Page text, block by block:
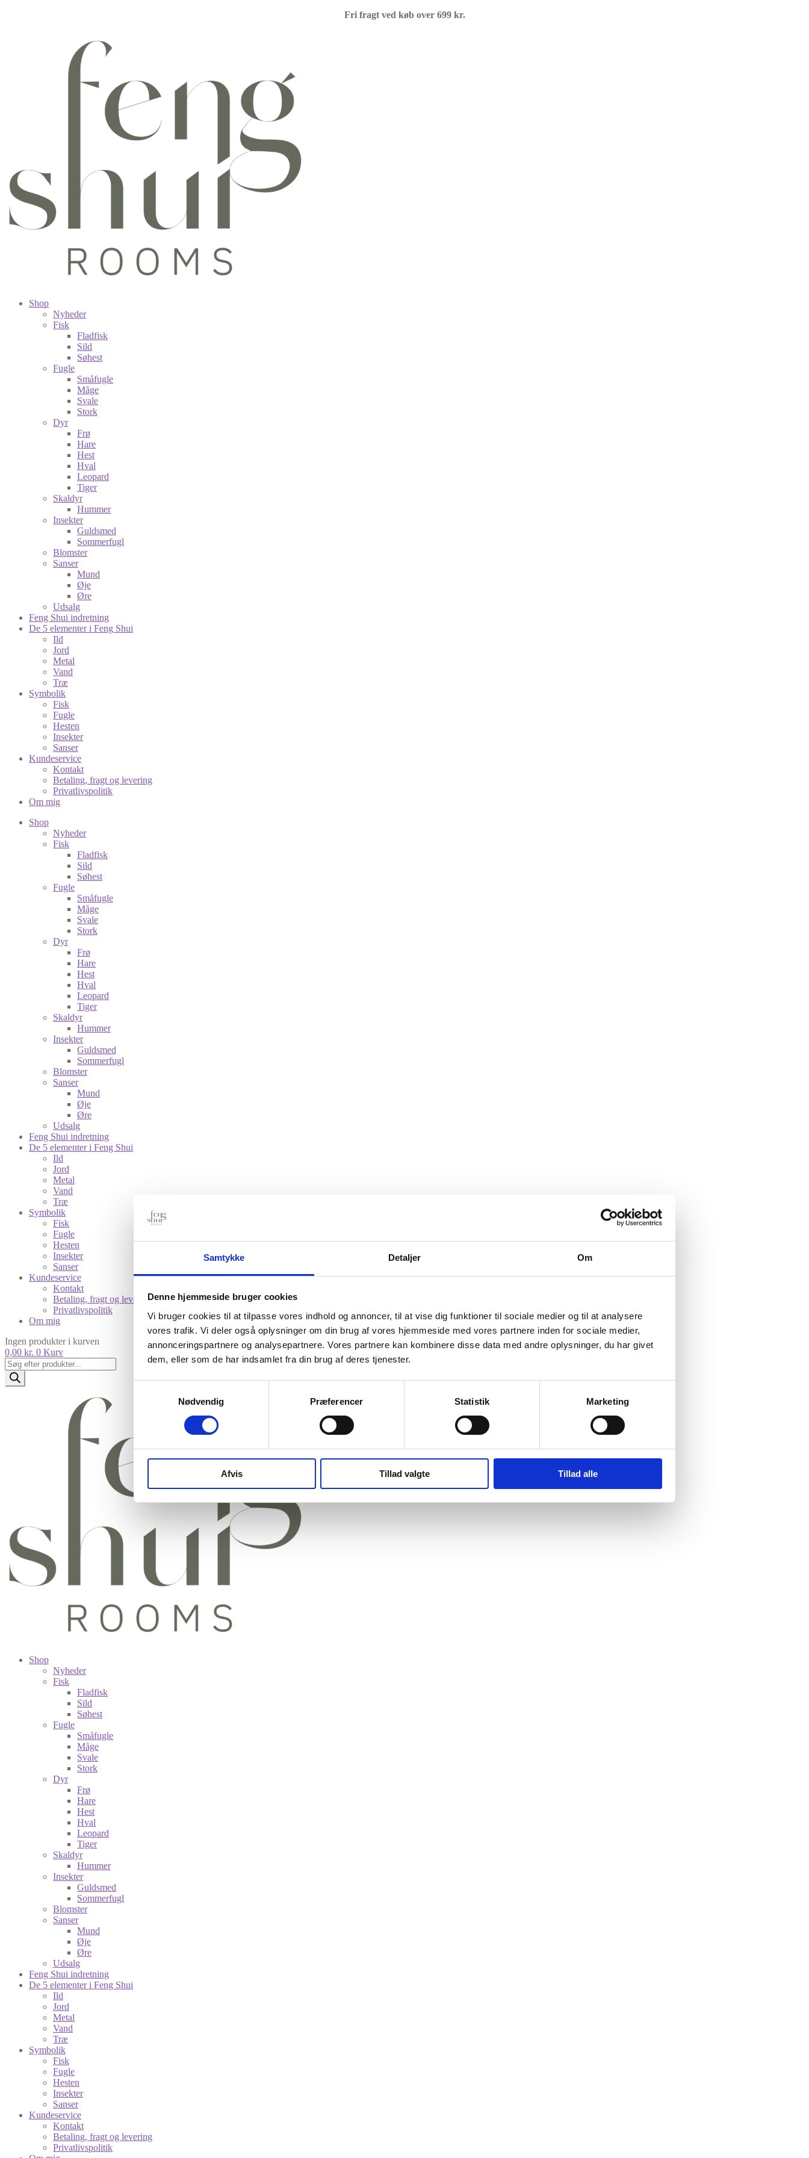
Samtykke Detaljer Om
Denne hjemmeside bruger cookies
Vi bruger cookies til at tilpasse vores indhold og annoncer, til at vise dig funktioner til sociale medier og til at analysere
vores trafik. Vi deler også oplysninger om din brug af vores hjemmeside med vores partnere inden for sociale medier,
annonceringspartnere og analysepartnere. Vores partnere kan kombinere disse data med andre oplysninger, du har givet
dem, eller som de har indsamlet fra din brug af deres tjenester.
Nødvendig
Præferencer Statistik Marketing
Afvis Tillad valgte Tillad alle
Fri fragt ved køb over 699 kr.
Shop
Nyheder
Fisk
Fladfisk
Sild
Søhest
Fugle
Småfugle
Måge
Svale
Stork
Dyr
Frø
Hare
Hest
Hval
Leopard
Tiger
Skaldyr
Hummer
Insekter
Guldsmed
Sommerfugl
Blomster
Sanser
Mund
Øje
Øre
Udsalg
Feng Shui indretning
De 5 elementer i Feng Shui
Ild
Jord
Metal
Vand
Træ
Symbolik
Fisk
Fugle
Hesten
Insekter
Sanser
Kundeservice
Kontakt
Betaling, fragt og levering
Privatlivspolitik
Om mig
Shop
Nyheder
Fisk
Fladfisk
Sild
Søhest
Fugle
Småfugle
Måge
Svale
Stork
Dyr
Frø
Hare
Hest
Hval
Leopard
Tiger
Skaldyr
Hummer
Insekter
Guldsmed
Sommerfugl
Blomster
Sanser
Mund
Øje
Øre
Udsalg
Feng Shui indretning
De 5 elementer i Feng Shui
Ild
Jord
Metal
Vand
Træ
Symbolik
Fisk
Fugle
Hesten
Insekter
Sanser
Kundeservice
Kontakt
Betaling, fragt og levering
Privatlivspolitik
Om mig
Ingen produkter i kurven
0,00 kr. 0 Kurv
Products
search
Shop
Nyheder
Fisk
Fladfisk
Sild
Søhest
Fugle
Småfugle
Måge
Svale
Stork
Dyr
Frø
Hare
Hest
Hval
Leopard
Tiger
Skaldyr
Hummer
Insekter
Guldsmed
Sommerfugl
Blomster
Sanser
Mund
Øje
Øre
Udsalg
Feng Shui indretning
De 5 elementer i Feng Shui
Ild
Jord
Metal
Vand
Træ
Symbolik
Fisk
Fugle
Hesten
Insekter
Sanser
Kundeservice
Kontakt
Betaling, fragt og levering
Privatlivspolitik